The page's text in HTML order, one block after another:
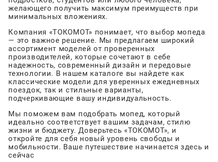
желающего получить максимум преимуществ при
минимальных вложениях.
Компания «ТОКОМОТ» понимает, что выбор мопеда
— это важное решение. Мы предлагаем широкий
ассортимент моделей от проверенных
производителей, которые сочетают в себе
надежность, современный дизайн и передовые
технологии. В нашем каталоге вы найдете как
классические модели для уверенных ежедневных
поездок, так и стильные варианты,
подчеркивающие вашу индивидуальность.
Мы поможем вам подобрать мопед, который
идеально соответствует вашим задачам, стилю
жизни и бюджету. Доверьтесь «ТОКОМОТ», и
откройте для себя новый уровень свободы и
мобильности. Ваше путешествие начинается здесь и
сейчас